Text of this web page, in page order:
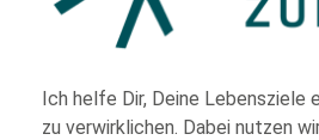
Ich helfe Dir, Deine Lebensziele
zu verwirklichen. Dabei nutzen